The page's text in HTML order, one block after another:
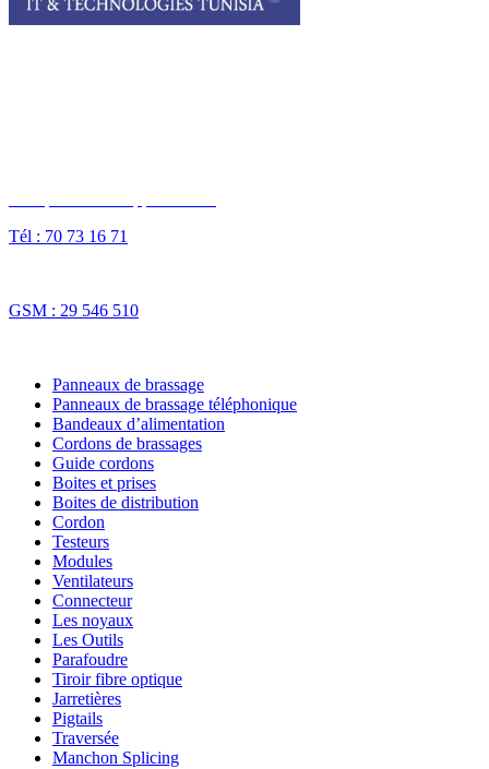
Tél : 70 73 16 71
GSM : 29 546 510
Panneaux de brassage
Panneaux de brassage téléphonique
Bandeaux d’alimentation
Cordons de brassages
Guide cordons
Boites et prises
Boites de distribution
Cordon
Testeurs
Modules
Ventilateurs
Connecteur
Les noyaux
Les Outils
Parafoudre
Tiroir fibre optique
Jarretières
Pigtails
Traversée
Manchon Splicing